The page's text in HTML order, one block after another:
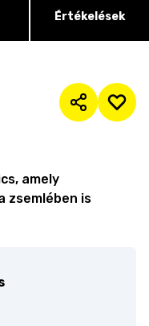
Értékelések
amely
zsemlében is